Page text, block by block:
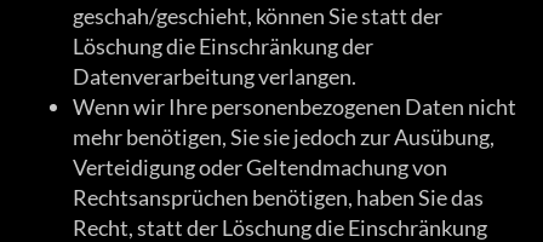
geschah/geschieht, können Sie statt der
Löschung die Einschränkung der
Datenverarbeitung verlangen.
Wenn wir Ihre personenbezogenen Daten nicht
mehr benötigen, Sie sie jedoch zur Ausübung,
Verteidigung oder Geltendmachung von
Rechtsansprüchen benötigen, haben Sie das
Recht, statt der Löschung die Einschränkung